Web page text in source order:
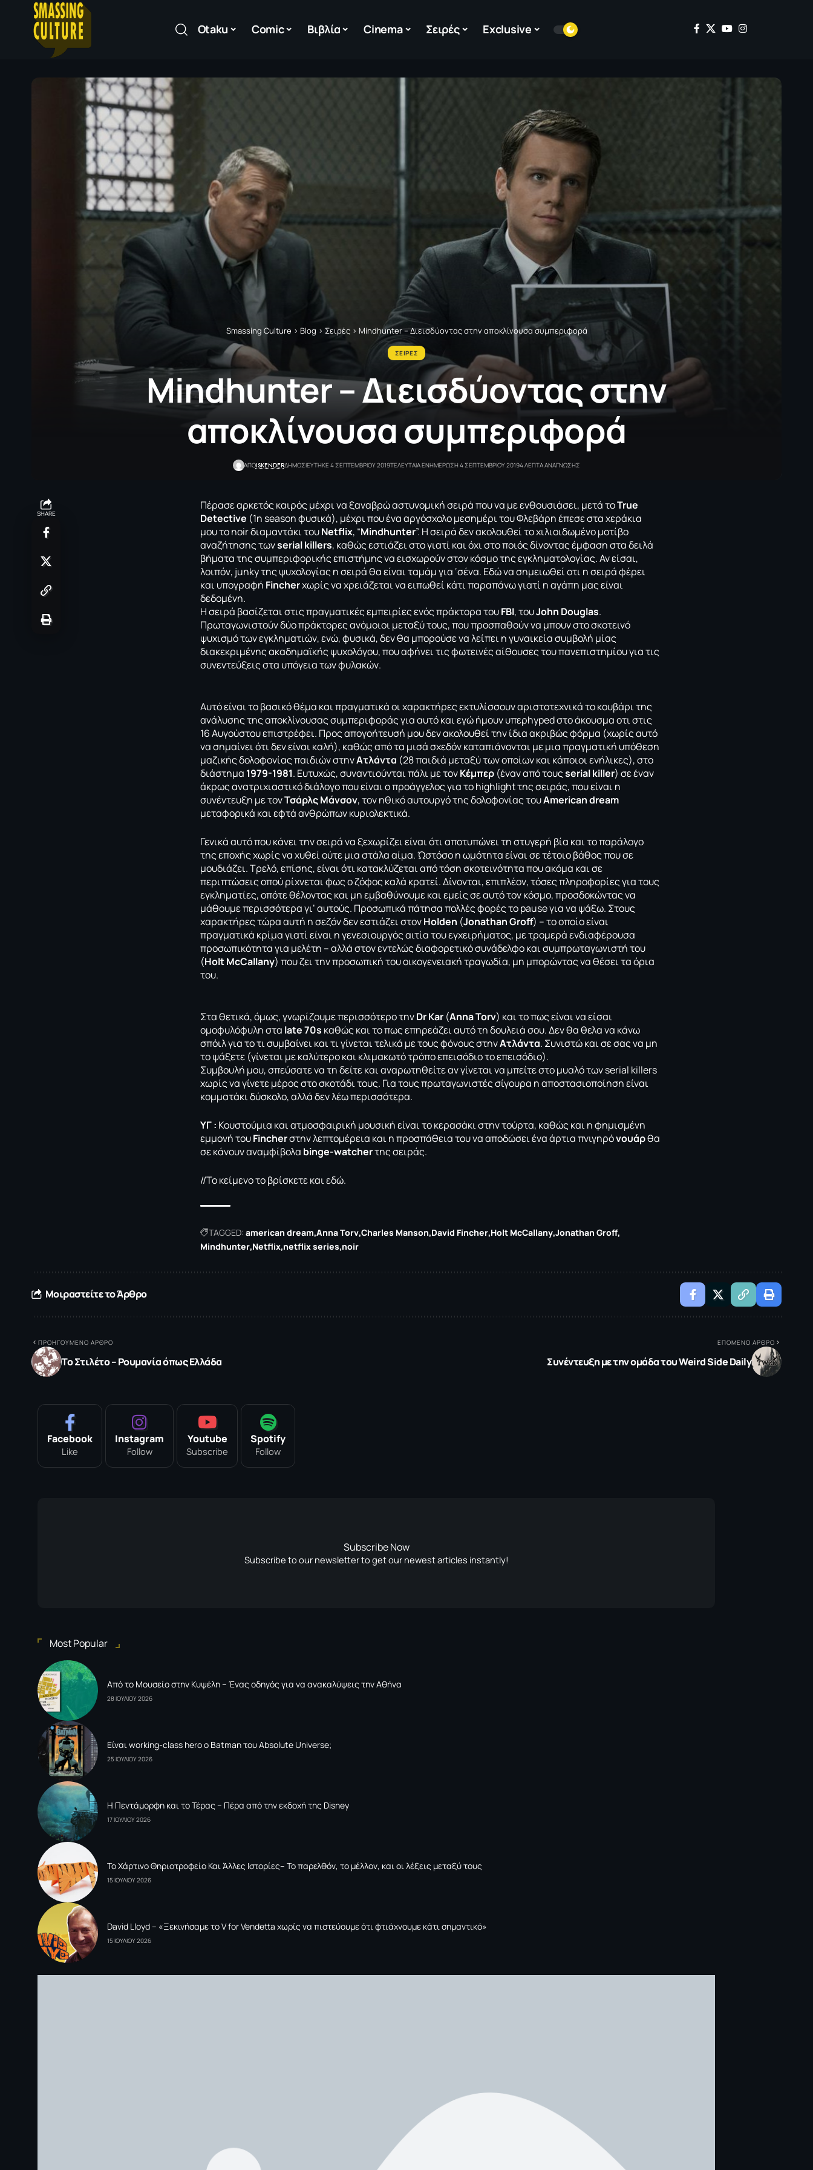
Otaku Comic Βιβλία Cinema Σειρές Exclusive
Smassing Culture > Blog > Σειρές> Mindhunter – Διεισδύοντας στην αποκλίνουσα συμπεριφορά
ΣΕΙΡΕΣ
Mindhunter – Διεισδύοντας στην
αποκλίνουσα συμπεριφορά
ΑΠΟISKENDERΔΗΜΟΣΙΕΥΤΗΚΕ 4 ΣΕΠΤΕΜΒΡΙΟΥ 2019ΤΕΛΕΥΤΑΙΑ ΕΝΗΜΕΡΩΣΗ 4 ΣΕΠΤΕΜΒΡΙΟΥ 20194 ΛΕΠΤΑ ΑΝΑΓΝΩΣΗΣ
SHARE
Πέρασε αρκετός καιρός μέχρι να ξαναβρώ αστυνομική σειρά που να με ενθουσιάσει, μετά τοTrue
Detective (1η season φυσικά), μέχρι που ένα αργόσχολο μεσημέρι του Φλεβάρη έπεσε στα χεράκια
μου το noir διαμαντάκι τουNetflix, “Mindhunter”. Η σειρά δεν ακολουθεί το χιλιοιδωμένο μοτίβο
αναζήτησης τωνserial killers, καθώς εστιάζει στο γιατί και όχι στο ποιός δίνοντας έμφαση στα δειλά
βήματα της συμπεριφορικής επιστήμης να εισχωρούν στον κόσμο της εγκληματολογίας. Αν είσαι,
λοιπόν, junky της ψυχολογίας η σειρά θα είναι ταμάμ για ‘σένα. Εδώ να σημειωθεί οτι η σειρά φέρει
και υπογραφή Fincherχωρίς να χρειάζεται να ειπωθεί κάτι παραπάνω γιατί η αγάπη μας είναι
δεδομένη.
Η σειρά βασίζεται στις πραγματικές εμπειρίες ενός πράκτορα τουFBI, τουJohn Douglas.
Πρωταγωνιστούν δύο πράκτορες ανόμοιοι μεταξύ τους, που προσπαθούν να μπουν στο σκοτεινό
ψυχισμό των εγκληματιών, ενώ, φυσικά, δεν θα μπορούσε να λείπει η γυναικεία συμβολή μίας
διακεκριμένης ακαδημαϊκής ψυχολόγου, που αφήνει τις φωτεινές αίθουσες του πανεπιστημίου για τις
συνεντεύξεις στα υπόγεια των φυλακών.
Αυτό είναι το βασικό θέμα και πραγματικά οι χαρακτήρες εκτυλίσσουν αριστοτεχνικά το κουβάρι της
ανάλυσης της αποκλίνουσας συμπεριφοράς για αυτό και εγώ ήμουν υπερhyped στο άκουσμα οτι στις
16 Αυγούστου επιστρέφει. Προς απογοήτευσή μου δεν ακολουθεί την ίδια ακριβώς φόρμα (χωρίς αυτό
να σημαίνει ότι δεν είναι καλή), καθώς από τα μισά σχεδόν καταπιάνονται με μια πραγματική υπόθεση
μαζικής δολοφονίας παιδιών στηνΑτλάντα (28 παιδιά μεταξύ των οποίων και κάποιοι ενήλικες), στο
διάστημα 1979-1981. Ευτυχώς, συναντιούνται πάλι με τονΚέμπερ (έναν από τουςserial killer) σε έναν
άκρως ανατριχιαστικό διάλογο που είναι ο προάγγελος για το highlight της σειράς, που είναι η
συνέντευξη με τονΤσάρλς Μάνσον, τον ηθικό αυτουργό της δολοφονίας τουAmerican dream
μεταφορικά και εφτά ανθρώπων κυριολεκτικά.
Γενικά αυτό που κάνει την σειρά να ξεχωρίζει είναι ότι αποτυπώνει τη στυγερή βία και το παράλογο
της εποχής χωρίς να χυθεί ούτε μια στάλα αίμα. Ώστόσο η ωμότητα είναι σε τέτοιο βάθος που σε
μουδιάζει. Τρελό, επίσης, είναι ότι κατακλύζεται από τόση σκοτεινότητα που ακόμα και σε
περιπτώσεις οπού ρίχνεται φως ο ζόφος καλά κρατεί. Δίνονται, επιπλέον, τόσες πληροφορίες για τους
εγκληματίες, οπότε θέλοντας και μη εμβαθύνουμε και εμείς σε αυτό τον κόσμο, προσδοκώντας να
μάθουμε περισσότερα γι’ αυτούς. Προσωπικά πάτησα πολλές φορές το pause για να ψάξω. Στους
χαρακτήρες τώρα αυτή η σεζόν δεν εστιάζει στονHolden (Jonathan Groff) – το οποίο είναι
πραγματικά κρίμα γιατί είναι η γενεσιουργός αιτία του εγχειρήματος, με τρομερά ενδιαφέρουσα
προσωπικότητα για μελέτη – αλλά στον εντελώς διαφορετικό συνάδελφο και συμπρωταγωνιστή του
(Holt McCallany) που ζει την προσωπική του οικογενειακή τραγωδία, μη μπορώντας να θέσει τα όρια
του.
Στα θετικά, όμως, γνωρίζουμε περισσότερο τηνDr Kar (Αnna Torv) και το πως είναι να είσαι
ομοφυλόφυλη στα late 70s καθώς και το πως επηρεάζει αυτό τη δουλειά σου. Δεν θα θελα να κάνω
σπόιλ για το τι συμβαίνει και τι γίνεται τελικά με τους φόνους στηνΑτλάντα. Συνιστώ και σε σας να μη
το ψάξετε (γίνεται με καλύτερο και κλιμακωτό τρόπο επεισόδιο το επεισόδιο).
Συμβουλή μου, σπεύσατε να τη δείτε και αναρωτηθείτε αν γίνεται να μπείτε στο μυαλό των serial killers
χωρίς να γίνετε μέρος στο σκοτάδι τους. Για τους πρωταγωνιστές σίγουρα η αποστασιοποίηση είναι
κομματάκι δύσκολο, αλλά δεν λέω περισσότερα.
ΥΓ : Κουστούμια και ατμοσφαιρική μουσική είναι το κερασάκι στην τούρτα, καθώς και η φημισμένη
εμμονή τουFincherστην λεπτομέρεια και η προσπάθεια του να αποδώσει ένα άρτια πνιγηρόνουάρθα
σε κάνουν αναμφίβολα binge-watcherτης σειράς.
//Το κείμενο το βρίσκετε καιεδώ.
TAGGED: american dream Anna Torv Charles Manson David Fincher Holt McCallany Jonathan Groff
Mindhunter Netflix netflix series noir
Μοιραστείτε το Άρθρο
ΠΡΟΗΓΟΥΜΕΝΟ ΑΡΘΡΟ
Το Στιλέτο – Ρουμανία όπως Ελλάδα
ΕΠΟΜΕΝΟ ΑΡΘΡΟ
Συνέντευξη με την ομάδα του Weird Side Daily
Facebook
Like
Instagram
Follow
Youtube
Subscribe
Spotify
Follow
Subscribe Now
Subscribe to our newsletter to get our newest articles instantly!
Most Popular
Από το Μουσείο στην Κυψέλη – Ένας οδηγός για να ανακαλύψεις την Αθήνα
28 ΙΟΥΛΙΟΥ 2026
Είναι working-class hero ο Batman του Absolute Universe;
25 ΙΟΥΛΙΟΥ 2026
Η Πεντάμορφη και το Τέρας – Πέρα από την εκδοχή της Disney
17 ΙΟΥΛΙΟΥ 2026
To Xάρτινο Θηριοτροφείο Και Άλλες Ιστορίες– Το παρελθόν, το μέλλον, και οι λέξεις μεταξύ τους
15 ΙΟΥΛΙΟΥ 2026
David Lloyd – «Ξεκινήσαμε το V for Vendetta χωρίς να πιστεύουμε ότι φτιάχνουμε κάτι σημαντικό»
15 ΙΟΥΛΙΟΥ 2026